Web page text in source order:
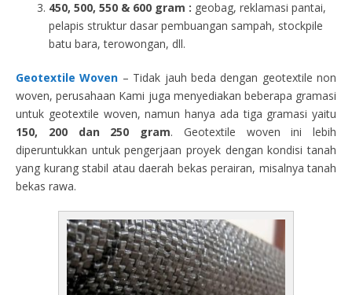
450, 500, 550 & 600 gram : geobag, reklamasi pantai,
pelapis struktur dasar pembuangan sampah, stockpile
batu bara, terowongan, dll.
Geotextile Woven – Tidak jauh beda dengan geotextile non
woven, perusahaan Kami juga menyediakan beberapa gramasi
untuk geotextile woven, namun hanya ada tiga gramasi yaitu
150, 200 dan 250 gram. Geotextile woven ini lebih
diperuntukkan untuk pengerjaan proyek dengan kondisi tanah
yang kurang stabil atau daerah bekas perairan, misalnya tanah
bekas rawa.